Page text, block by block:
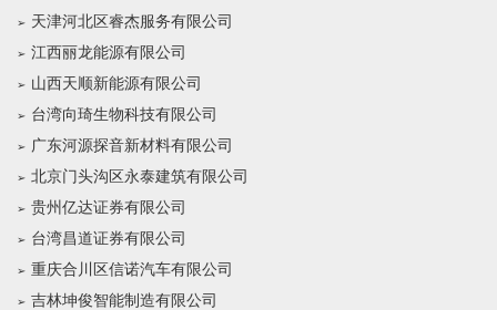
天津河北区睿杰服务有限公司
江西丽龙能源有限公司
山西天顺新能源有限公司
台湾向琦生物科技有限公司
广东河源探音新材料有限公司
北京门头沟区永泰建筑有限公司
贵州亿达证券有限公司
台湾昌道证券有限公司
重庆合川区信诺汽车有限公司
吉林坤俊智能制造有限公司